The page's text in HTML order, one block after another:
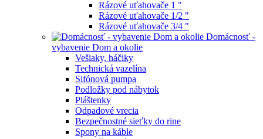
Rázové uťahovače 1 "
Rázové uťahovače 1/2 "
Rázové uťahovače 3/4 "
Domácnosť -
vybavenie Dom a okolie
Vešiaky, háčiky
Technická vazelína
Sifónová pumpa
Podložky pod nábytok
Pláštenky
Odpadové vrecia
Bezpečnostné sieťky do rine
Spony na káble